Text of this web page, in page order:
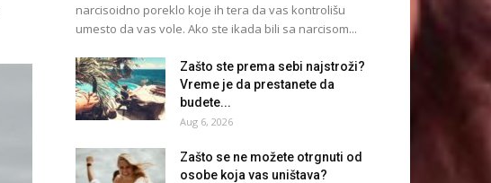
narcisoidno poreklo koje ih tera da vas kontrolišu
umesto da vas vole. Ako ste ikada bili sa narcisom...
Zašto ste prema sebi najstroži?
Vreme je da prestanete da
budete...
Aug 6, 2026
Zašto se ne možete otrgnuti od
osobe koja vas uništava?